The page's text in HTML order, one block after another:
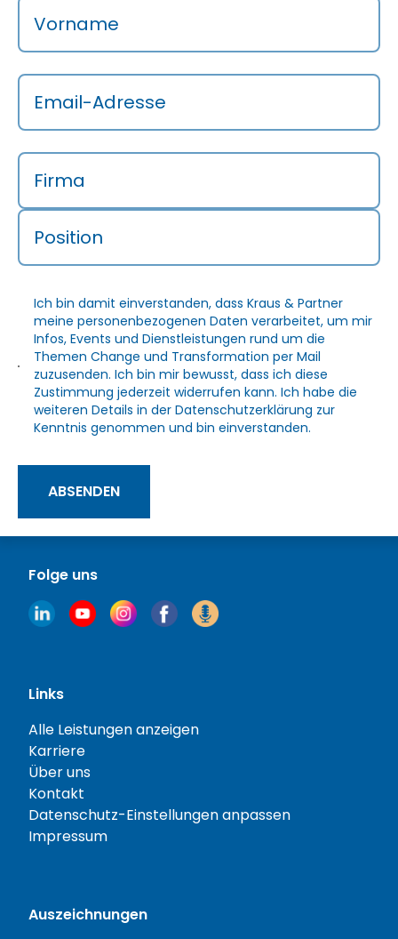
Folge uns
Links
Alle Leistungen anzeigen
Karriere
Über uns
Kontakt
Datenschutz-Einstellungen anpassen
Impressum
Auszeichnungen
Vorname
Email-Adresse
Firma
Position
Ich bin damit einverstanden, dass Kraus & Partner
meine personenbezogenen Daten verarbeitet, um mir
Infos, Events und Dienstleistungen rund um die
Themen Change und Transformation per Mail
zuzusenden. Ich bin mir bewusst, dass ich diese
Zustimmung jederzeit widerrufen kann. Ich habe die
weiteren Details in derDatenschutzerklärung zur
Kenntnis genommen und bin einverstanden.
ABSENDEN